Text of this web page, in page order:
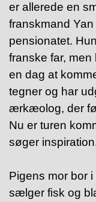
er allerede en
franskmand Yan
pensionatet.
franske far,
en dag at
tegner og har
ærkæolog, der
Nu er turen
søger
Pigens mor bor
sælger fisk og